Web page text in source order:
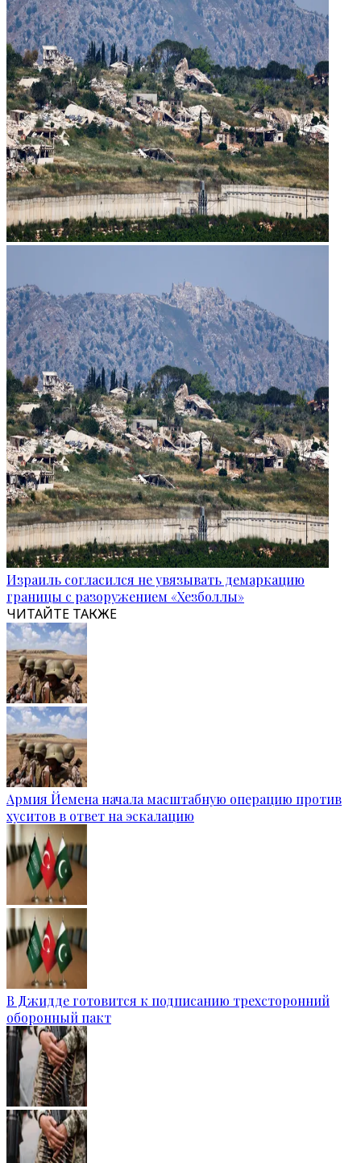
Израиль согласился не увязывать демаркацию
границы с разоружением «Хезболлы»
ЧИТАЙТЕ ТАКЖЕ
Армия Йемена начала масштабную операцию против
хуситов в ответ на эскалацию
В Джидде готовится к подписанию трехсторонний
оборонный пакт